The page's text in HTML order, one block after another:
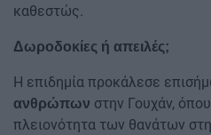
καθεστώς.
Δωροδοκίες ή απειλές;
Η επιδημία προκάλεσε
ανθρώπων στην Γουχάν,
πλειονότητα των θανάτων